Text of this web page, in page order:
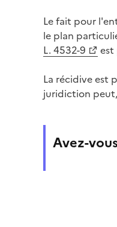
Le fait pour
le plan
L. 4532-9
est
La récidive est
juridiction
Avez-